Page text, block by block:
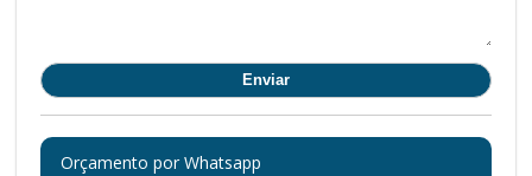
Orçamento por Whatsapp